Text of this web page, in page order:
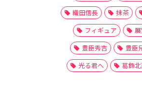
織田信長
抹茶
フィギュア
豊臣秀吉
豊臣
光る君へ
葛飾